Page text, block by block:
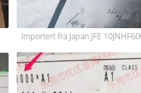
Importert fra Japan JFE